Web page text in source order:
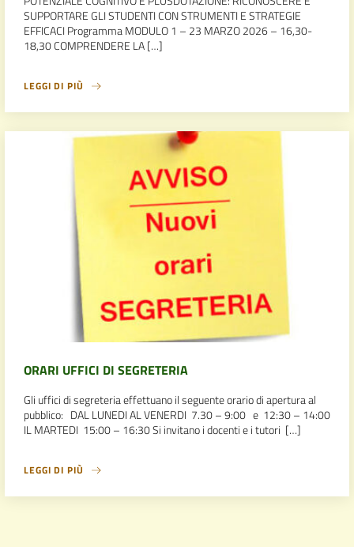
SUPPORTARE GLI STUDENTI CON STRUMENTI E STRATEGIE
EFFICACI Programma MODULO 1 – 23 MARZO 2026 – 16,30-
18,30 COMPRENDERE LA […]
LEGGI DI PIÙ
ORARI UFFICI DI SEGRETERIA
Gli uffici di segreteria effettuano il seguente orario di apertura al
pubblico: DAL LUNEDI AL VENERDI 7.30 – 9:00 e 12:30 – 14:00
IL MARTEDI 15:00 – 16:30 Si invitano i docenti e i tutori […]
LEGGI DI PIÙ